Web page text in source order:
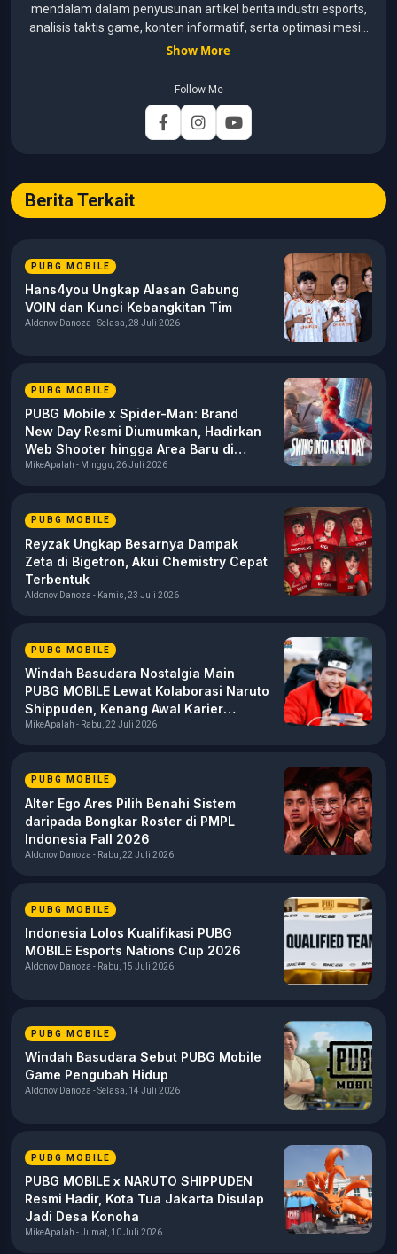
mendalam dalam penyusunan artikel berita industri esports,
analisis taktis game, konten informatif, serta optimasi mesin
pencari (SEO) untuk audiens media digital. Lulusan Universitas
mengenai kaidah jurnalistik, etika media, verifikasi informasi,
dan teknik penulisan profesional. Berfokus pada
pengembangan konten yang mengutamakan akurasi,
relevansi, dan analisis mendalam. Memastikan artikel
esports yang tajam dan berbobot bagi pembaca. Berbagai
analisis taktis dan meta game mobile, perkembangan industri
gaming, teknologi, media digital, hingga dinamika komunitas
gamers di Indonesia.
Show More
Follow Me
Berita Terkait
PUBG MOBILE
Hans4you Ungkap Alasan Gabung
VOIN dan Kunci Kebangkitan Tim
Aldonov Danoza - Selasa, 28 Juli 2026
PUBG MOBILE
PUBG Mobile x Spider-Man: Brand
New Day Resmi Diumumkan, Hadirkan
Web Shooter hingga Area Baru di
Erangel
MikeApalah - Minggu, 26 Juli 2026
PUBG MOBILE
Reyzak Ungkap Besarnya Dampak
Zeta di Bigetron, Akui Chemistry Cepat
Terbentuk
Aldonov Danoza - Kamis, 23 Juli 2026
PUBG MOBILE
Windah Basudara Nostalgia Main
PUBG MOBILE Lewat Kolaborasi Naruto
Shippuden, Kenang Awal Karier
sebagai Content Creator
MikeApalah - Rabu, 22 Juli 2026
PUBG MOBILE
Alter Ego Ares Pilih Benahi Sistem
daripada Bongkar Roster di PMPL
Indonesia Fall 2026
Aldonov Danoza - Rabu, 22 Juli 2026
PUBG MOBILE
Indonesia Lolos Kualifikasi PUBG
MOBILE Esports Nations Cup 2026
Aldonov Danoza - Rabu, 15 Juli 2026
PUBG MOBILE
Windah Basudara Sebut PUBG Mobile
Game Pengubah Hidup
Aldonov Danoza - Selasa, 14 Juli 2026
PUBG MOBILE
PUBG MOBILE x NARUTO SHIPPUDEN
Resmi Hadir, Kota Tua Jakarta Disulap
Jadi Desa Konoha
MikeApalah - Jumat, 10 Juli 2026